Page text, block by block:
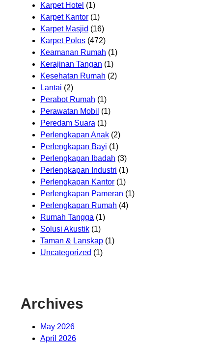
Karpet Hotel (1)
Karpet Kantor (1)
Karpet Masjid (16)
Karpet Polos (472)
Keamanan Rumah (1)
Kerajinan Tangan (1)
Kesehatan Rumah (2)
Lantai (2)
Perabot Rumah (1)
Perawatan Mobil (1)
Peredam Suara (1)
Perlengkapan Anak (2)
Perlengkapan Bayi (1)
Perlengkapan Ibadah (3)
Perlengkapan Industri (1)
Perlengkapan Kantor (1)
Perlengkapan Pameran (1)
Perlengkapan Rumah (4)
Rumah Tangga (1)
Solusi Akustik (1)
Taman & Lanskap (1)
Uncategorized (1)
Archives
May 2026
April 2026